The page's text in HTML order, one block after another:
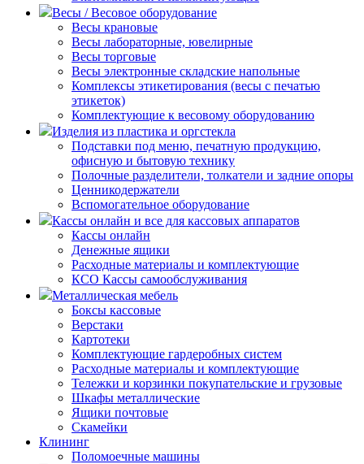
Весы / Весовое оборудование
Весы крановые
Весы лабораторные, ювелирные
Весы торговые
Весы электронные складские напольные
Комплексы этикетирования (весы с печатью
этикеток)
Комплектующие к весовому оборудованию
Изделия из пластика и оргстекла
Подставки под меню, печатную продукцию,
офисную и бытовую технику
Полочные разделители, толкатели и задние опоры
Ценникодержатели
Вспомогательное оборудование
Кассы онлайн и все для кассовых аппаратов
Кассы онлайн
Денежные ящики
Расходные материалы и комплектующие
КСО Кассы самообслуживания
Металлическая мебель
Боксы кассовые
Верстаки
Картотеки
Комплектующие гардеробных систем
Расходные материалы и комплектующие
Тележки и корзинки покупательские и грузовые
Шкафы металлические
Ящики почтовые
Скамейки
Клининг
Поломоечные машины